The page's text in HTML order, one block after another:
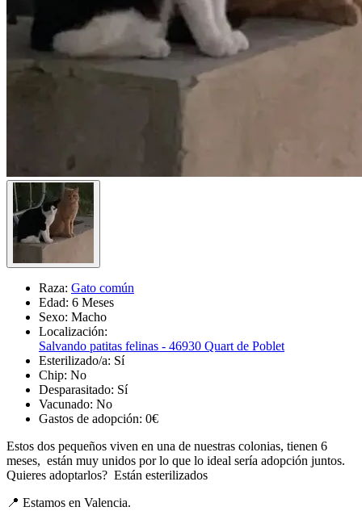
Raza: Gato común
Edad: 6 Meses
Sexo: Macho
Localización:
Salvando patitas felinas - 46930 Quart de Poblet
Esterilizado/a: Sí
Chip: No
Desparasitado: Sí
Vacunado: No
Gastos de adopción: 0€
Estos dos pequeños viven en una de nuestras colonias, tienen 6
meses, están muy unidos por lo que lo ideal sería adopción juntos.
Quieres adoptarlos? Están esterilizados
📍 Estamos en Valencia.